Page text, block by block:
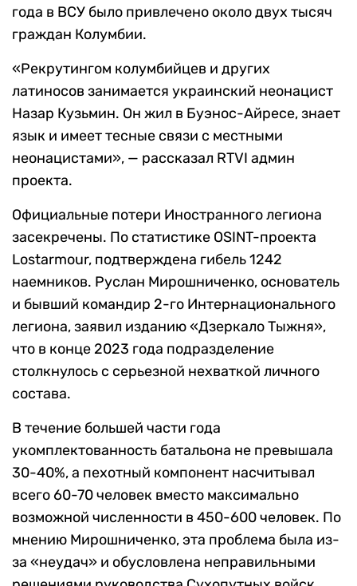
года в ВСУ было привлечено около двух тысяч
граждан Колумбии.
«Рекрутингом колумбийцев и других
латиносов занимается украинский неонацист
Назар Кузьмин. Он жил в Буэнос-Айресе, знает
язык и имеет тесные связи с местными
неонацистами», — рассказал RTVI админ
проекта.
Официальные потери Иностранного легиона
засекречены. По статистике OSINT-проекта
Lostarmour, подтверждена гибель 1242
наемников. Руслан Мирошниченко, основатель
и бывший командир 2-го Интернационального
легиона, заявил изданию «Дзеркало Тыжня»,
что в конце 2023 года подразделение
столкнулось с серьезной нехваткой личного
состава.
В течение большей части года
укомплектованность батальона не превышала
30-40%, а пехотный компонент насчитывал
всего 60-70 человек вместо максимально
возможной численности в 450-600 человек. По
мнению Мирошниченко, эта проблема была из-
за «неудач» и обусловлена неправильными